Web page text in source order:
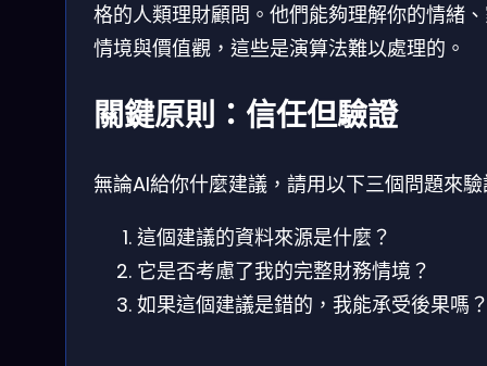
格的人類理財顧問。他們能夠理解你的情緒
情境與價值觀，這些是演算法難以處理的。
關鍵原則：信任但驗證
無論AI給你什麼建議，請用以下三個問題來
這個建議的資料來源是什麼？
它是否考慮了我的完整財務情境？
如果這個建議是錯的，我能承受後果嗎